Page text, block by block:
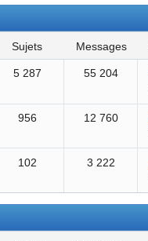
sujets messages
5 287 55 204
956 12 760
102 3 222